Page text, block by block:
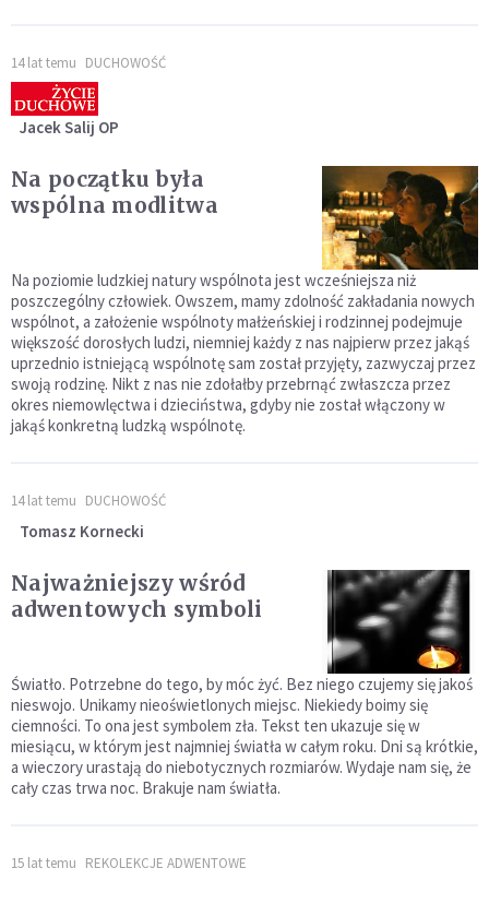
14 lat temu DUCHOWOŚĆ
Jacek Salij OP
Na początku była
wspólna modlitwa
Na poziomie ludzkiej natury wspólnota jest wcześniejsza niż
poszczególny człowiek. Owszem, mamy zdolność zakładania nowych
wspólnot, a założenie wspólnoty małżeńskiej i rodzinnej podejmuje
większość dorosłych ludzi, niemniej każdy z nas najpierw przez jakąś
uprzednio istniejącą wspólnotę sam został przyjęty, zazwyczaj przez
swoją rodzinę. Nikt z nas nie zdołałby przebrnąć zwłaszcza przez
okres niemowlęctwa i dzieciństwa, gdyby nie został włączony w
jakąś konkretną ludzką wspólnotę.
14 lat temu DUCHOWOŚĆ
Tomasz Kornecki
Najważniejszy wśród
adwentowych symboli
Światło. Potrzebne do tego, by móc żyć. Bez niego czujemy się jakoś
nieswojo. Unikamy nieoświetlonych miejsc. Niekiedy boimy się
ciemności. To ona jest symbolem zła. Tekst ten ukazuje się w
miesiącu, w którym jest najmniej światła w całym roku. Dni są krótkie,
a wieczory urastają do niebotycznych rozmiarów. Wydaje nam się, że
cały czas trwa noc. Brakuje nam światła.
15 lat temu REKOLEKCJE ADWENTOWE